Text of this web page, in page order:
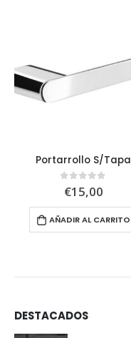
Portarrollo S/Tapa
0out of 5
€15,00
AÑADIR AL CARRITO
DESTACADOS